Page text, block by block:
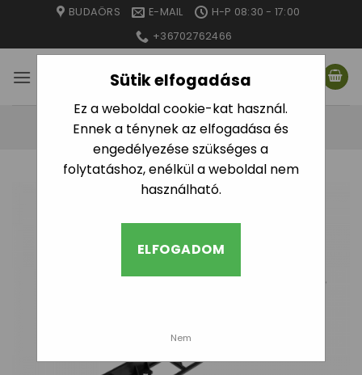
Sütik elfogadása
Ez a weboldal cookie-kat használ.
Ennek a ténynek az elfogadása és
engedélyezése szükséges a
folytatáshoz, enélkül a weboldal nem
használható.
ELFOGADOM
Nem
content
BUDAÖRS E-MAIL
H-P 08:30 - 17:00
+36702762466